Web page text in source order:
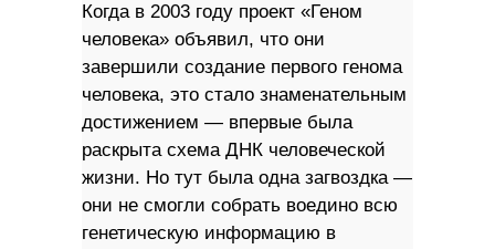
Когда в 2003 году проект «Геном
человека» объявил, что они
завершили создание первого генома
человека, это стало знаменательным
достижением — впервые была
раскрыта схема ДНК человеческой
жизни. Но тут была одна загвоздка —
они не смогли собрать воедино всю
генетическую информацию в